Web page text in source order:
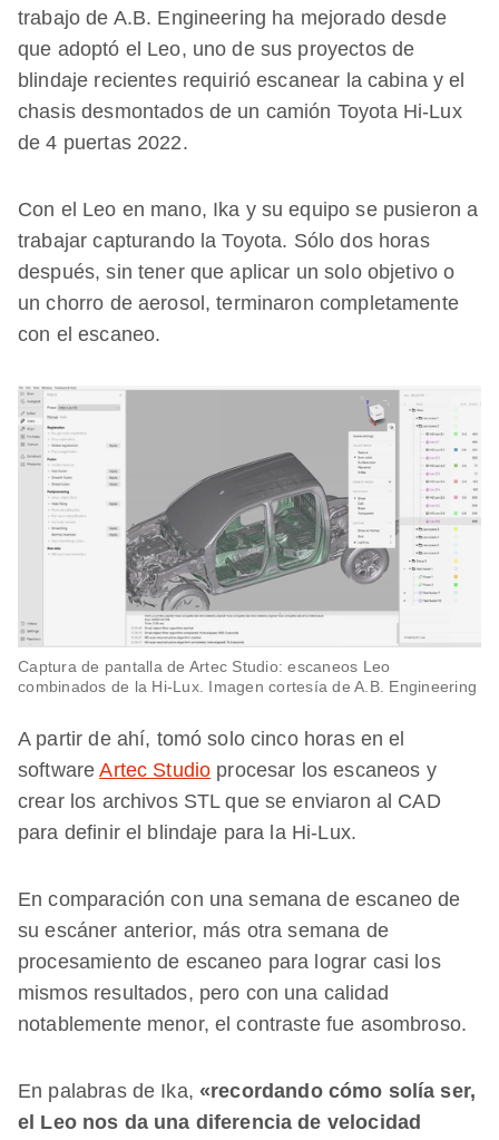
trabajo de A.B. Engineering ha mejorado desde
que adoptó el Leo, uno de sus proyectos de
blindaje recientes requirió escanear la cabina y el
chasis desmontados de un camión Toyota Hi-Lux
de 4 puertas 2022.
Con el Leo en mano, Ika y su equipo se pusieron a
trabajar capturando la Toyota. Sólo dos horas
después, sin tener que aplicar un solo objetivo o
un chorro de aerosol, terminaron completamente
con el escaneo.
Captura de pantalla de Artec Studio: escaneos Leo
combinados de la Hi-Lux. Imagen cortesía de A.B. Engineering
A partir de ahí, tomó solo cinco horas en el
softwareArtec Studio procesar los escaneos y
crear los archivos STL que se enviaron al CAD
para definir el blindaje para la Hi-Lux.
En comparación con una semana de escaneo de
su escáner anterior, más otra semana de
procesamiento de escaneo para lograr casi los
mismos resultados, pero con una calidad
notablemente menor, el contraste fue asombroso.
En palabras de Ika, «recordando cómo solía ser,
el Leo nos da una diferencia de velocidad